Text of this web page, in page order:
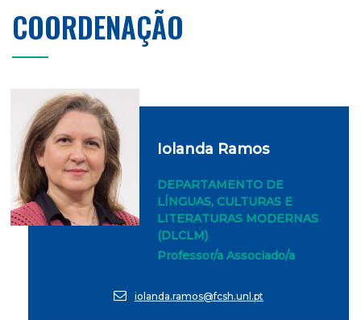
COORDENAÇÃO
Iolanda Ramos
DEPARTAMENTO DE
LÍNGUAS, CULTURAS E
LITERATURAS MODERNAS
(DLCLM)
Professor/a Associado/a
iolanda.ramos@fcsh.unl.pt